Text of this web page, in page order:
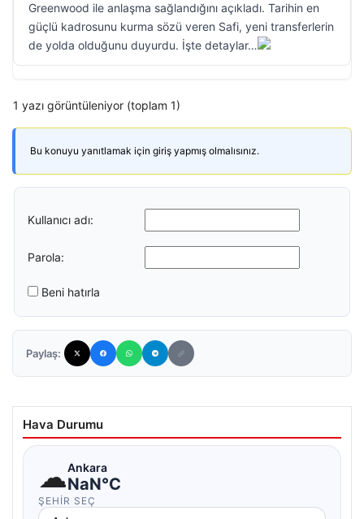
Greenwood ile anlaşma sağlandığını açıkladı. Tarihin en
güçlü kadrosunu kurma sözü veren Safi, yeni transferlerin
de yolda olduğunu duyurdu. İşte detaylar…
1 yazı görüntüleniyor (toplam 1)
Bu konuyu yanıtlamak için giriş yapmış olmalısınız.
Kullanıcı adı:
Parola:
Beni hatırla
Paylaş:
Hava Durumu
☁Ankara
NaN°C
ŞEHIR SEÇ